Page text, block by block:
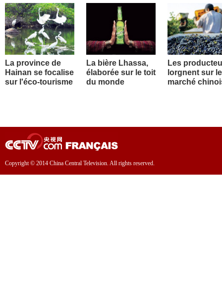
La province de
Hainan se focalise
sur l'éco-tourisme
La bière Lhassa,
élaborée sur le toit
du monde
Les
lorgnent sur le
marché
Copyright © 2014 China Central Television. All rights reserved.